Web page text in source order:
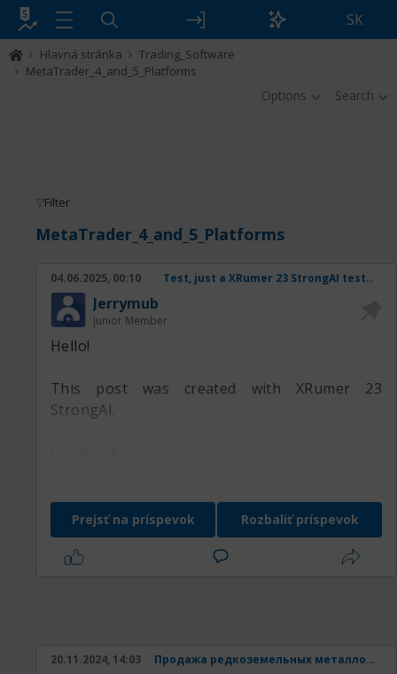
SK
Hlavná stránka
Trading_Software
MetaTrader_4_and_5_Platforms
Options Search
Filter
MetaTrader_4_and_5_Platforms
04.06.2025, 00:10 Test, just a XRumer 23 StrongAI test..
Jerrymub
Junior Member
Hello!
This post was created with XRumer 23
StrongAI.
Prejsť na príspevok Rozbaliť príspevok
20.11.2024, 14:03 Продажа редкоземельных металлов и изделий из них.